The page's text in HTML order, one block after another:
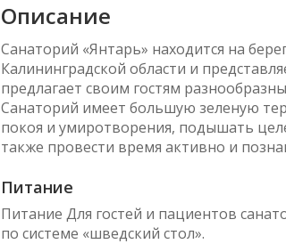
Описание
Санаторий «Янтарь» находится на
Калининградской области и
предлагает своим гостям
Санаторий имеет большую зеленую
покоя и умиротворения, подышать
также провести время активно и
Питание
Питание Для гостей и пациентов
по системе «шведский стол».